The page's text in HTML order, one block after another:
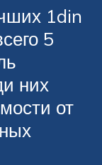
1din
5
них
от